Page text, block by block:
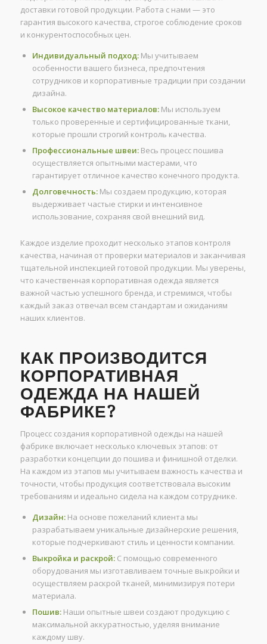
доставки готовой продукции. Работа с нами — это
гарантия высокого качества, строгое соблюдение сроков
и конкурентоспособных цен.
Индивидуальный подход:Мы учитываем
особенности вашего бизнеса, предпочтения
сотрудников и корпоративные традиции при создании
дизайна.
Высокое качество материалов:Мы используем
только проверенные и сертифицированные ткани,
которые прошли строгий контроль качества.
Профессиональные швеи:Весь процесс пошива
осуществляется опытными мастерами, что
гарантирует отличное качество конечного продукта.
Долговечность:Мы создаем продукцию, которая
выдерживает частые стирки и интенсивное
использование, сохраняя свой внешний вид.
Каждое изделие проходит несколько этапов контроля
качества, начиная от проверки материалов и заканчивая
тщательной инспекцией готовой продукции. Мы уверены,
что качественная корпоративная одежда является
важной частью успешного бренда, и стремимся, чтобы
каждый заказ отвечал всем стандартам и ожиданиям
наших клиентов.
КАК ПРОИЗВОДИТСЯ
КОРПОРАТИВНАЯ
ОДЕЖДА НА НАШЕЙ
ФАБРИКЕ?
Процесс создания корпоративной одежды на нашей
фабрике включает несколько ключевых этапов: от
разработки концепции до пошива и финишной отделки.
На каждом из этапов мы учитываем важность качества и
точности, чтобы продукция соответствовала высоким
требованиям и идеально сидела на каждом сотруднике.
Дизайн:На основе пожеланий клиента мы
разрабатываем уникальные дизайнерские решения,
которые подчеркивают стиль и ценности компании.
Выкройка и раскрой:С помощью современного
оборудования мы изготавливаем точные выкройки и
осуществляем раскрой тканей, минимизируя потери
материала.
Пошив:Наши опытные швеи создают продукцию с
максимальной аккуратностью, уделяя внимание
каждому шву.